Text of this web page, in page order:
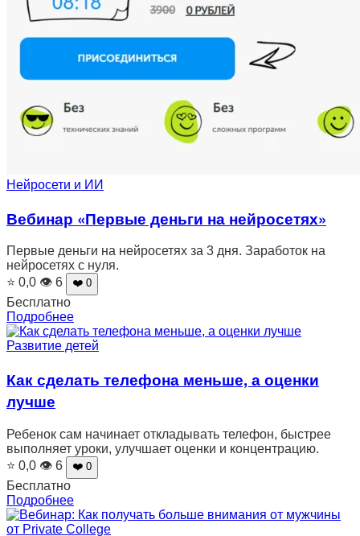
Нейросети и ИИ
Вебинар «Первые деньги на нейросетях»
Первые деньги на нейросетях за 3 дня. Заработок на
нейросетях с нуля.
⭐ 0,0 👁 6 ❤️ 0
Бесплатно
Подробнее
Развитие детей
Как сделать телефона меньше, а оценки
лучше
Ребенок сам начинает откладывать телефон, быстрее
выполняет уроки, улучшает оценки и концентрацию.
⭐ 0,0 👁 6 ❤️ 0
Бесплатно
Подробнее